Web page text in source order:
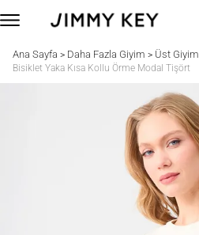
Ana Sayfa > Daha Fazla Giyim > Üst Giyim
Bisiklet Yaka Kısa Kollu Örme Modal Tişört